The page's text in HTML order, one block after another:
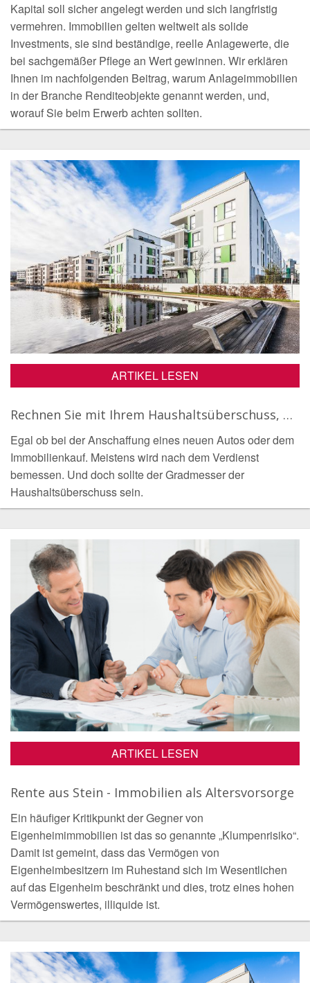
Kapital soll sicher angelegt werden und sich langfristig
vermehren. Immobilien gelten weltweit als solide
Investments, sie sind beständige, reelle Anlagewerte, die
bei sachgemäßer Pflege an Wert gewinnen. Wir erklären
Ihnen im nachfolgenden Beitrag, warum Anlageimmobilien
in der Branche Renditeobjekte genannt werden, und,
worauf Sie beim Erwerb achten sollten.
ARTIKEL LESEN
Rechnen Sie mit Ihrem Haushaltsüberschuss, nicht mit Ihrem Einkommen
Egal ob bei der Anschaffung eines neuen Autos oder dem
Immobilienkauf. Meistens wird nach dem Verdienst
bemessen. Und doch sollte der Gradmesser der
Haushaltsüberschuss sein.
ARTIKEL LESEN
Rente aus Stein - Immobilien als Altersvorsorge
Ein häufiger Kritikpunkt der Gegner von
Eigenheimimmobilien ist das so genannte „Klumpenrisiko“.
Damit ist gemeint, dass das Vermögen von
Eigenheimbesitzern im Ruhestand sich im Wesentlichen
auf das Eigenheim beschränkt und dies, trotz eines hohen
Vermögenswertes, illiquide ist.